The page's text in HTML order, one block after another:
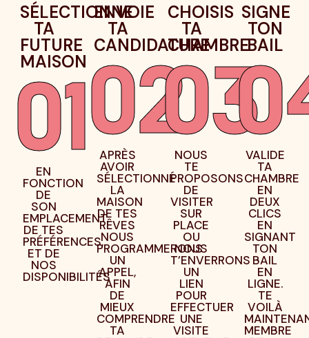
SÉLECTIONNE
TA
FUTURE
MAISON
01
EN
FONCTION
DE
SON
EMPLACEMENT,
DE TES
PRÉFÉRENCES,
ET DE
NOS
DISPONIBILITÉS
ENVOIE
TA
CANDIDATURE
02
APRÈS
AVOIR
SÉLECTIONNÉ
LA
MAISON
DE TES
RÊVES
NOUS
PROGRAMMERONS
UN
APPEL,
AFIN
DE
MIEUX
COMPRENDRE
TA
CHOISIS
TA
CHAMBRE
03
NOUS
TE
PROPOSONS
DE
VISITER
SUR
PLACE
OU
NOUS
T’ENVERRONS
UN
LIEN
POUR
EFFECTUER
UNE
VISITE
SIGNE
TON
BAIL
VALIDE
TA
CHAMBRE
EN
DEUX
CLICS
EN
SIGNANT
TON
BAIL
EN
LIGNE.
TE
VOILÀ
MEMBRE